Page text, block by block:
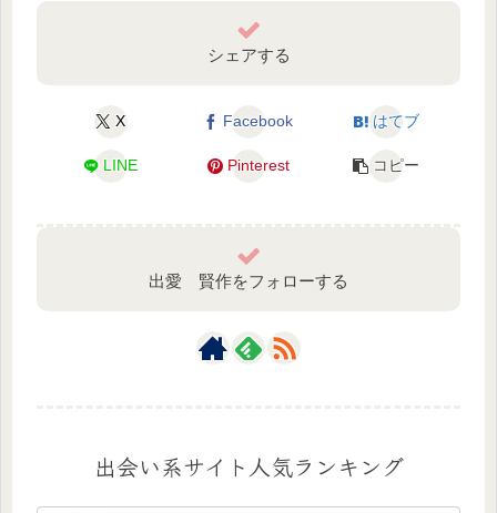
シェアする
X Facebook はてブ
LINE Pinterest コピー
出愛 賢作をフォローする
出会い系サイト人気ランキング